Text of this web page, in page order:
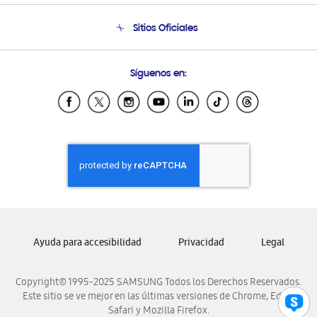
Soporte vía eMail
Sitios Oficiales
Samsung Ecuador
Samsung El Salvador
Samsung Honduras
Samsung Nicaragua
Samsung Panamá
Samsung Venezuela
Síguenos en:
Copyright© 1995-2025 SAMSUNG Todos los Derechos Reservados.
Este sitio se ve mejor en las últimas versiones de Chrome, Edge,
Safari y Mozilla Firefox.
Ayuda para accesibilidad Privacidad Legal